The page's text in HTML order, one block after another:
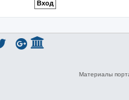
Материалы